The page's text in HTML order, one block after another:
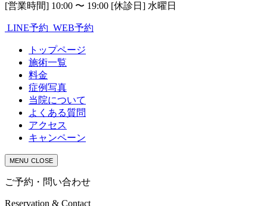
[営業時間] 10:00 〜 19:00 [休診日] 水曜日
LINE予約 WEB予約
トップページ
施術一覧
料金
症例写真
当院について
よくある質問
アクセス
キャンペーン
MENU CLOSE
ご予約・問い合わせ
Reservation & Contact